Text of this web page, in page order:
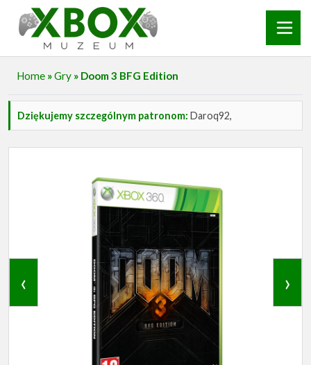
Home »Gry » Doom 3 BFG Edition
Dziękujemy szczególnym patronom: Daroq92,
‹ ›